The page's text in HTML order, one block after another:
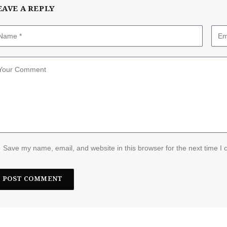
A REPLY
Save my name, email, and website in this browser for the next time I